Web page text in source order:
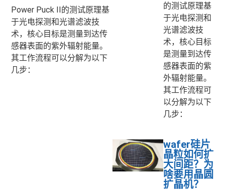
Power Puck II的测试原理基
于光电探测和光谱滤波技
术，核心目标是测量到达传
感器表面的紫外辐射能量。
其工作流程可以分解为以下
几步：
的测试原理基
于光电探测和
光谱滤波技
术，核心目标
是测量到达传
感器表面的紫
外辐射能量。
其工作流程可
以分解为以下
几步：
wafer硅片
晶粒如何扩
大间距？为
啥要用晶圆
扩晶机？